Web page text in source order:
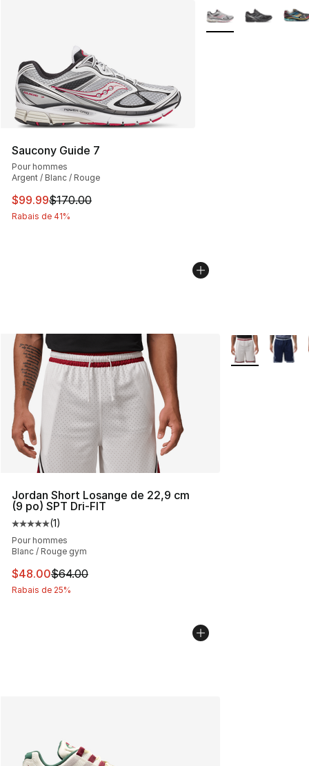
Saucony Guide 7
Pour hommes
Argent / Blanc / Rouge
Cet article est en solde. Le prix est passé de $170.00 à
$99.99$170.00
Rabais de 41%
Plus de couleurs
Jordan Short Losange de 22,9 cm
(9 po) SPT Dri-FIT
Cote moyenne du client - [5 sur 5 étoiles], 1
(1)
Pour hommes
Blanc / Rouge gym
Cet article est en solde. Le prix est passé de $64.00 à
$48.00$64.00
Rabais de 25%
Plus de